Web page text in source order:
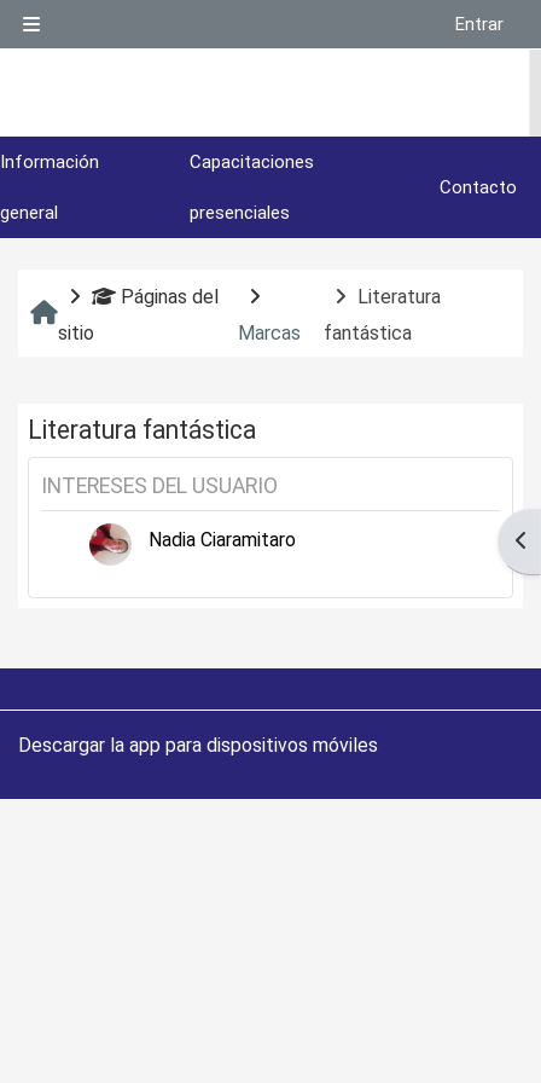
Entrar
Información
general
Capacitaciones
presenciales
Contacto
Inicio
Páginas del
sitio
Marcas
Literatura
fantástica
Literatura fantástica
INTERESES DEL USUARIO
Nadia Ciaramitaro
Descargar la app para dispositivos móviles